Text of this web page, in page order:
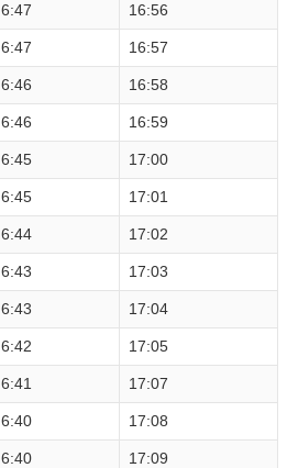
6:47 16:56
6:47 16:57
6:46 16:58
6:46 16:59
6:45 17:00
6:45 17:01
6:44 17:02
6:43 17:03
6:43 17:04
6:42 17:05
6:41 17:07
6:40 17:08
6:40 17:09